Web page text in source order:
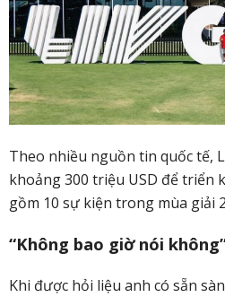
Theo nhiều nguồn tin quốc tế,
khoảng300 triệu USD để triển
gồm 10 sự kiện trong mùa giải
“Không bao giờ nói
Khi được hỏi liệu anh có sẵn